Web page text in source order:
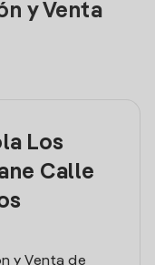
y Venta
Los
Calle
y Venta de